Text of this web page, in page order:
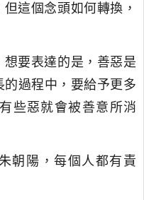
這個念頭如何轉換，
要表達的是，善惡是
過程中，要給予更多
些惡就會被善意所消
朝陽，每個人都有責